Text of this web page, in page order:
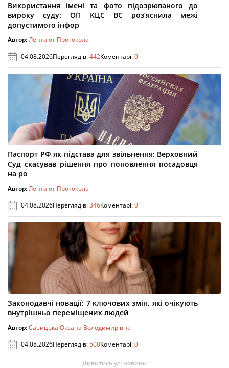
Використання імені та фото підозрюваного до
вироку суду: ОП КЦС ВС роз’яснила межі
допустимого інфор
Автор:Лента от Протокола
04.08.2026Переглядів:442Коментарі:0
Паспорт РФ як підстава для звільнення: Верховний
Суд скасував рішення про поновлення посадовця
на ро
Автор:Лента от Протокола
04.08.2026Переглядів:346Коментарі:0
Законодавчі новації: 7 ключових змін, які очікують
внутрішньо переміщених людей
Автор:Савицька Оксана Володимирівна
04.08.2026Переглядів:500Коментарі:0
Дивитись усі новини